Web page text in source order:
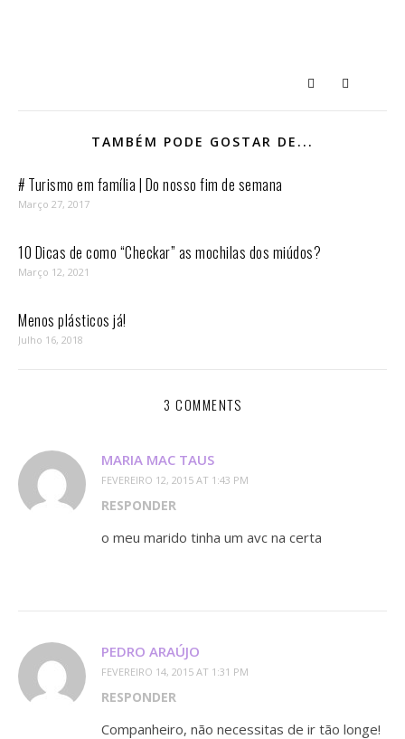
TAMBÉM PODE GOSTAR DE...
# Turismo em família | Do nosso fim de semana
Março 27, 2017
10 Dicas de como “Checkar” as mochilas dos miúdos?
Março 12, 2021
Menos plásticos já!
Julho 16, 2018
3 COMMENTS
MARIA MAC TAUS
FEVEREIRO 12, 2015 AT 1:43 PM
RESPONDER
o meu marido tinha um avc na certa
PEDRO ARAÚJO
FEVEREIRO 14, 2015 AT 1:31 PM
RESPONDER
Companheiro, não necessitas de ir tão longe!